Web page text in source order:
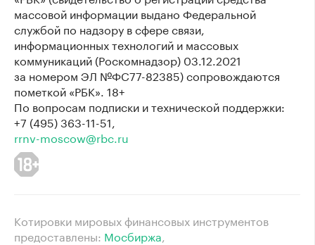
массовой информации выдано Федеральной
службой по надзору в сфере связи,
информационных технологий и массовых
коммуникаций (Роскомнадзор) 03.12.2021
за номером ЭЛ №ФС77-82385) сопровождаются
пометкой «РБК». 18+
По вопросам подписки и технической поддержки:
+7 (495) 363-11-51,
rrnv-moscow@rbc.ru
Котировки мировых финансовых инструментов
предоставлены: Мосбиржа⁠,